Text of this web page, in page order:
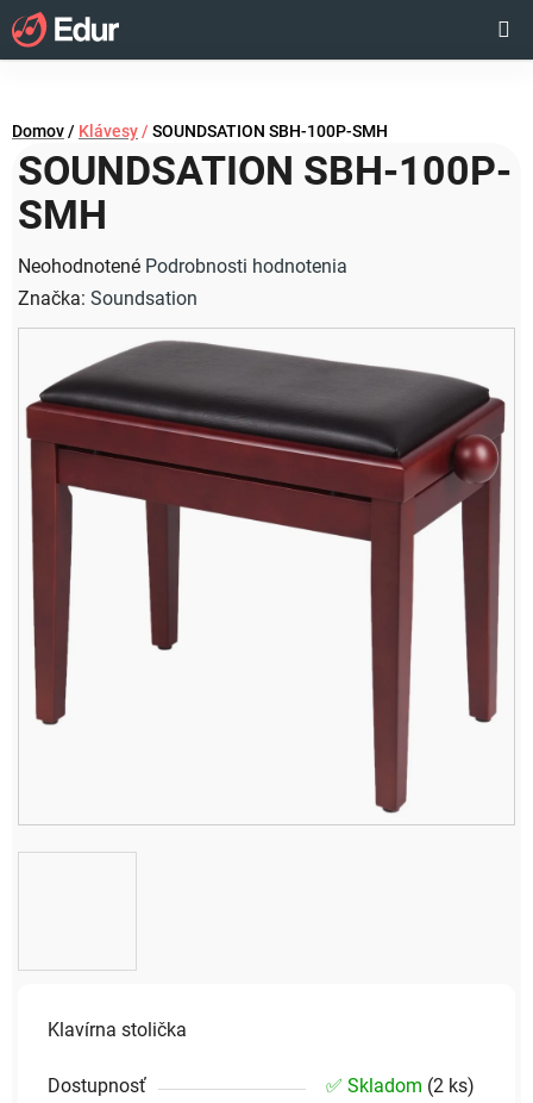
Prejsť
na
obsah
KOŠÍK
Domov/ Klávesy / SOUNDSATION SBH-100P-SMH
Klavírna stolička
Dostupnosť ✅ Skladom (2 ks)
SOUNDSATION SBH-100P-
SMH
Priemerné
hodnotenie
produktu
0,0
hviezdičiek.
Neohodnotené Podrobnosti hodnotenia
Značka: Soundsation